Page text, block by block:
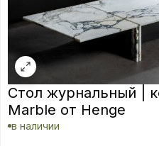
Стол журнальный |
Marble от Henge
в наличии